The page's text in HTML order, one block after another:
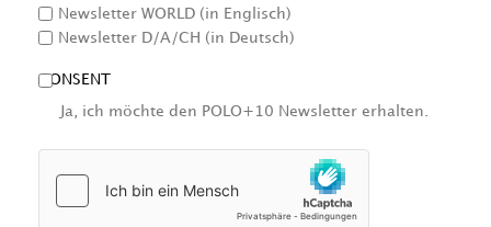
Newsletter WORLD (in Englisch)
Newsletter D/A/CH (in Deutsch)
CONSENT
Ja, ich möchte den POLO+10 Newsletter erhalten.